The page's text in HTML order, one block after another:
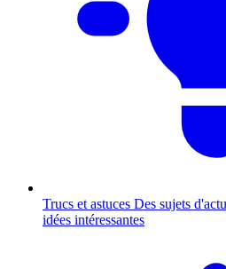
Trucs et astuces Des sujets
idées intéressantes